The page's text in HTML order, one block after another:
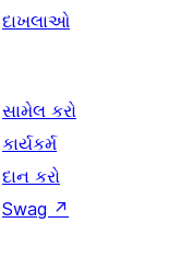
દાખલાઓ
સામેલ કરો
કાર્યકર્મ
દાન કરો
Swag ↗